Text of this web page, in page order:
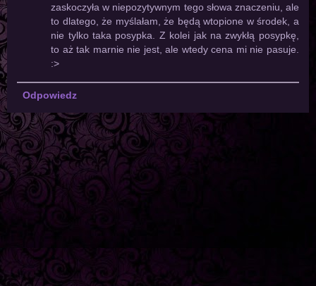
zaskoczyła w niepozytywnym tego słowa znaczeniu, ale
to dlatego, że myślałam, że będą wtopione w środek, a
nie tylko taka posypka. Z kolei jak na zwykłą posypkę,
to aż tak marnie nie jest, ale wtedy cena mi nie pasuje.
:>
Odpowiedz